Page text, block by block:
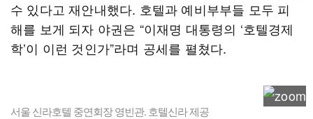
수 있다고 재안내했다. 호텔과 예비부부들 모두 피
해를 보게 되자 야권은 “이재명 대통령의 ‘호텔경제
학’이 이런 것인가”라며 공세를 펼쳤다.
서울 신라호텔 중연회장 영빈관. 호텔신라 제공